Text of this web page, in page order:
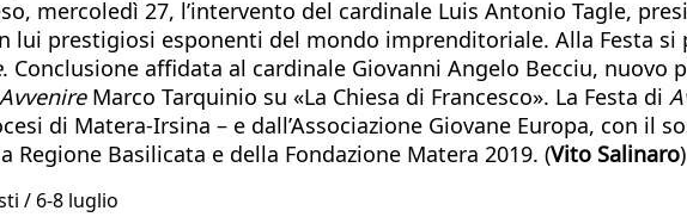
mercoledì 27, l’intervento del cardinale Luis Antonio Tagle,
lui prestigiosi esponenti del mondo imprenditoriale. Alla Festa si
. Conclusione affidata al cardinale Giovanni Angelo Becciu, nuovo
AvvenireMarco Tarquinio su «La Chiesa di Francesco». La Festa di
di Matera-Irsina – e dall’Associazione Giovane Europa, con il
Basilicata e della Fondazione Matera 2019. (Vito Salinaro)
/ 6-8 luglio